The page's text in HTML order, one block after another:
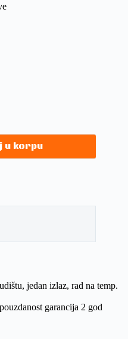
u korpu
jedan izlaz, rad na temp.
garancija 2 god